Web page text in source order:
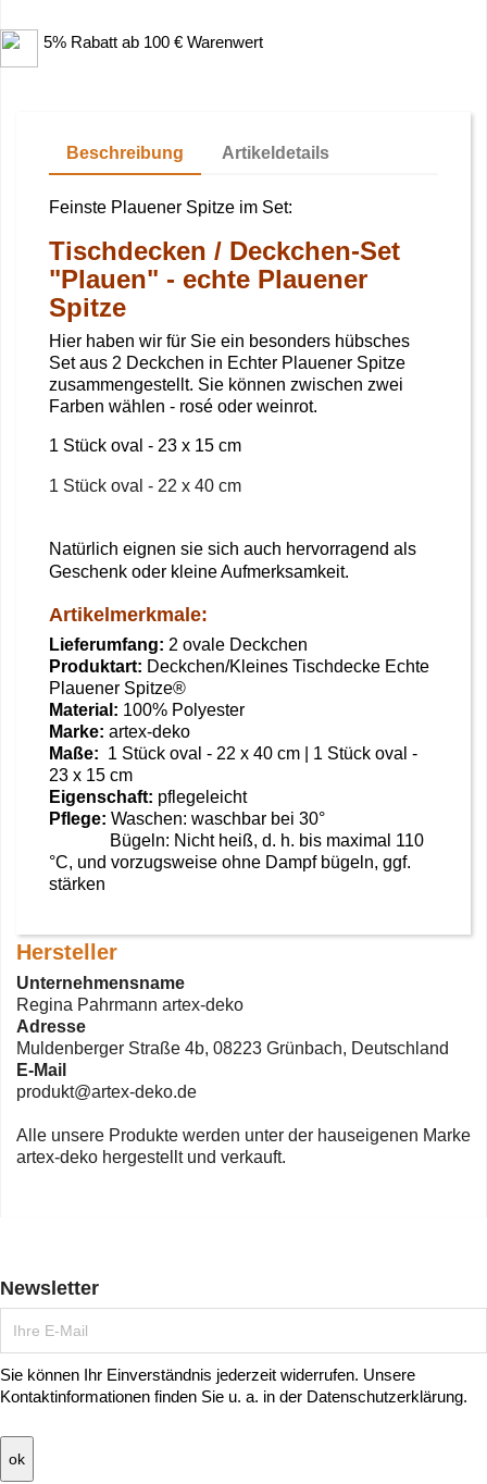
5% Rabatt ab 100 € Warenwert
Beschreibung Artikeldetails
Feinste Plauener Spitze im Set:
Tischdecken / Deckchen-Set
"Plauen" - echte Plauener
Spitze
Hier haben wir für Sie ein besonders hübsches
Set aus 2 Deckchen in Echter Plauener Spitze
zusammengestellt. Sie können zwischen zwei
Farben wählen - rosé oder weinrot.
1 Stück oval - 23 x 15 cm
1 Stück oval - 22 x 40 cm
Natürlich eignen sie sich auch hervorragend als
Geschenk oder kleine Aufmerksamkeit.
Artikelmerkmale:
Lieferumfang: 2 ovale Deckchen
Produktart: Deckchen/Kleines Tischdecke Echte
Plauener Spitze®
Material: 100% Polyester
Marke: artex-deko
Maße: 1 Stück oval - 22 x 40 cm | 1 Stück oval -
23 x 15 cm
Eigenschaft: pflegeleicht
Pflege: Waschen: waschbar bei 30°
Bügeln: Nicht heiß, d. h. bis maximal 110
°C, und vorzugsweise ohne Dampf bügeln, ggf.
stärken
Hersteller
Unternehmensname
Regina Pahrmann artex-deko
Adresse
Muldenberger Straße 4b, 08223 Grünbach, Deutschland
E-Mail
produkt@artex-deko.de
Alle unsere Produkte werden unter der hauseigenen Marke
artex-deko hergestellt und verkauft.
Newsletter
Sie können Ihr Einverständnis jederzeit widerrufen. Unsere
Kontaktinformationen finden Sie u. a. in der Datenschutzerklärung.